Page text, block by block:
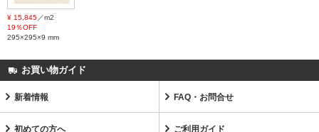
¥ 15,845 ／m2
19％OFF
295×295×9 mm
お買い物ガイド
新着情報 FAQ・お問合せ
初めての方へ ご利用ガイド